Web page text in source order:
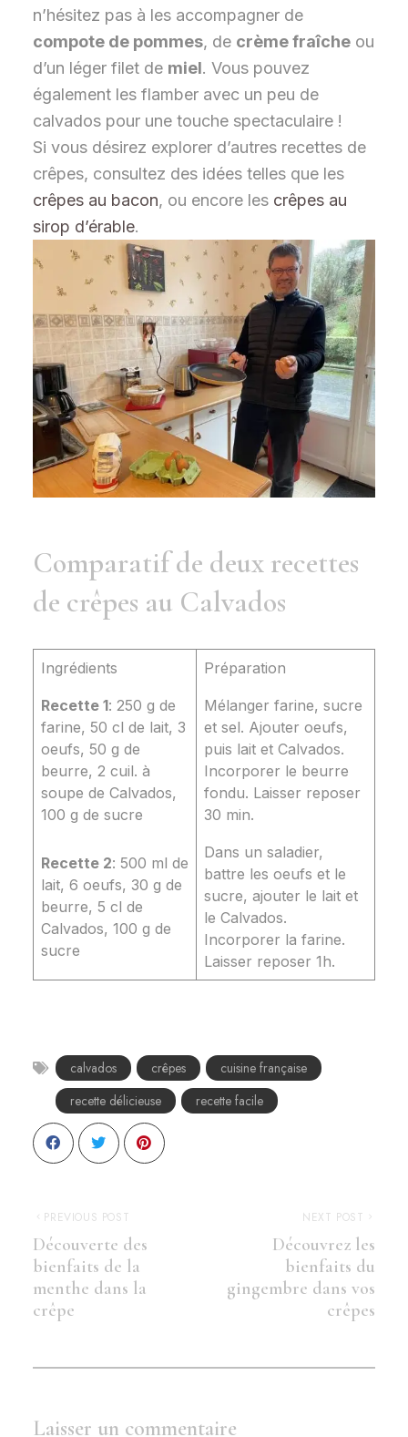
n’hésitez pas à les accompagner de
compote de pommes, de crème fraîcheou
d’un léger filet de miel. Vous pouvez
également les flamber avec un peu de
calvados pour une touche spectaculaire !
Si vous désirez explorer d’autres recettes de
crêpes, consultez des idées telles que les
crêpes au bacon, ou encore les crêpes au
sirop d’érable.
Comparatif de deux recettes
de crêpes au Calvados
Ingrédients Préparation
Recette 1: 250 g de
farine, 50 cl de lait, 3
oeufs, 50 g de
beurre, 2 cuil. à
soupe de Calvados,
100 g de sucre
Mélanger farine, sucre
et sel. Ajouter oeufs,
puis lait et Calvados.
Incorporer le beurre
fondu. Laisser reposer
30 min.
Recette 2: 500 ml de
lait, 6 oeufs, 30 g de
beurre, 5 cl de
Calvados, 100 g de
sucre
Dans un saladier,
battre les oeufs et le
sucre, ajouter le lait et
le Calvados.
Incorporer la farine.
Laisser reposer 1h.
calvados crêpes
cuisine française
recette délicieuse
recette facile
PREVIOUS POST
Découverte des
bienfaits de la
menthe dans la
crêpe
NEXT POST
Découvrez les
bienfaits du
gingembre dans vos
crêpes
Laisser un commentaire